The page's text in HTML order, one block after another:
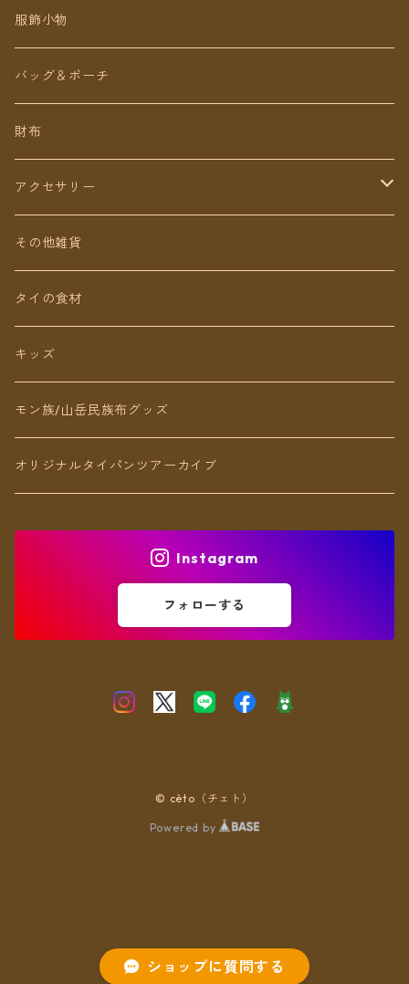
ショップに質問する
チェトオリジナル
ロング丈
ミディアム丈
ショート丈
Baby&Kids
トップス
ワンピース
パンツ
スカート
キッズ
服飾小物
バッグ＆ポーチ
財布
アクセサリー
ピアス（イヤリング）
ネックレス
リング
ブレスレット
アンクレット
その他雑貨
タイの食材
キッズ
モン族/山岳民族布グッズ
オリジナルタイパンツアーカイブ
Instagram
フォローする
© cèto（チェト）
Powered by